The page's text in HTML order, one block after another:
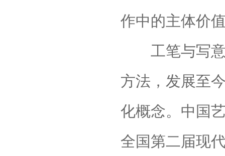
作中的主体价
工笔与写意
方法，发展至
化概念。中国
全国第二届现